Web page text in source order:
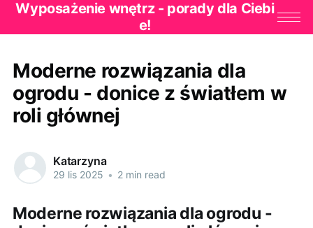
Wyposażenie wnętrz - porady dla Ciebi
e!
Moderne rozwiązania dla
ogrodu - donice z światłem w
roli głównej
Katarzyna
29 lis 2025 • 2 min read
Moderne rozwiązania dla ogrodu -